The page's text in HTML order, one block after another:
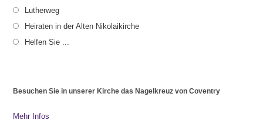
Lutherweg
Heiraten in der Alten Nikolaikirche
Helfen Sie ...
Besuchen Sie in unserer Kirche das Nagelkreuz von Coventry
Mehr Infos